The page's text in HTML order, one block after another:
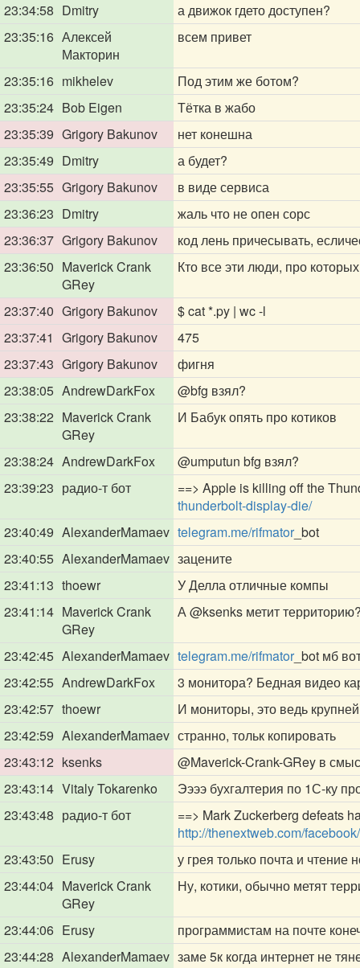
23:34:58 Dmitry
а движок гдето доступен?
23:35:16 Алексей
Макторин
всем привет
23:35:16 mikhelev
Под этим же ботом?
23:35:24 Bob Eigen
Тётка в жабо
23:35:39 Grigory Bakunov
нет конешна
23:35:49 Dmitry
а будет?
23:35:55 Grigory Bakunov
в виде сервиса
23:36:23 Dmitry
жаль что не опен сорс
23:36:37 Grigory Bakunov
код лень причесывать,
23:36:50 Maverick Crank
GRey
Кто все эти люди, про
23:37:40 Grigory Bakunov
$ cat *.py | wc -l
23:37:41 Grigory Bakunov
475
23:37:43 Grigory Bakunov
фигня
23:38:05 AndrewDarkFox @bfg взял?
23:38:22 Maverick Crank
GRey
И Бабук опять про котиков
23:38:24 AndrewDarkFox @umputun bfg взял?
23:39:23 радио-т бот
==> Apple is killing off the
thunderbolt-display-die/
23:40:49 AlexanderMamaev telegram.me/rifmator_bot
23:40:55 AlexanderMamaev зацените
23:41:13 thoewr
У Делла отличные компы
23:41:14 Maverick Crank
GRey
А@ksenks метит
23:42:45 AlexanderMamaev telegram.me/rifmator_bot мб
23:42:55 AndrewDarkFox
3 монитора? Бедная видео
23:42:57 thoewr
И мониторы, это ведь
23:42:59 AlexanderMamaev странно, тольк копировать
23:43:12 ksenks @Maverick-Crank-GRey в
23:43:14 Vitaly Tokarenko
Ээээ бухгалтерия по 1С-ку
23:43:48 радио-т бот
==> Mark Zuckerberg defeats
http://thenextweb.com/
23:43:50 Erusy
у грея только почта и чтение
23:44:04 Maverick Crank
GRey
Ну, котики, обычно метят
23:44:06 Erusy
программистам на почте
23:44:28 AlexanderMamaev заме 5к когда интернет не